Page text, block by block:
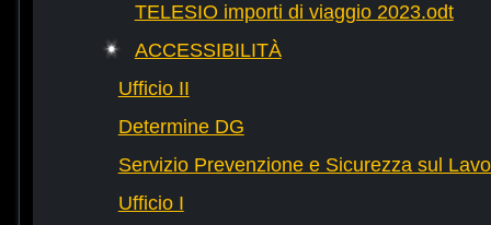
TELESIO importi di viaggio 2023.odt
ACCESSIBILITÀ
Ufficio II
Determine DG
Servizio Prevenzione e Sicurezza sul
Ufficio I